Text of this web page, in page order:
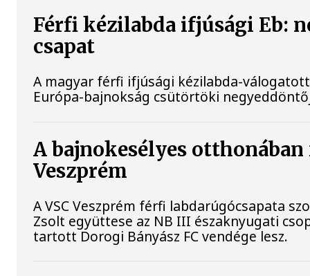
Férfi kézilabda ifjúsági Eb:
csapat
A magyar férfi ifjúsági kézilabda-
Európa-bajnokság csütörtöki
A bajnokesélyes
Veszprém
A VSC Veszprém férfi labdarúgócsapata
Zsolt együttese az NB III északnyugati
tartott Dorogi Bányász FC vendége lesz.